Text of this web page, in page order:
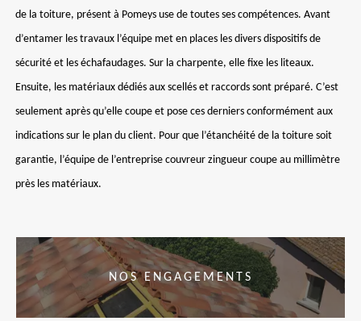
de la toiture, présent à Pomeys use de toutes ses compétences. Avant
d’entamer les travaux l’équipe met en places les divers dispositifs de
sécurité et les échafaudages. Sur la charpente, elle fixe les liteaux.
Ensuite, les matériaux dédiés aux scellés et raccords sont préparé. C’est
seulement après qu’elle coupe et pose ces derniers conformément aux
indications sur le plan du client. Pour que l’étanchéité de la toiture soit
garantie, l’équipe de l’entreprise couvreur zingueur coupe au millimètre
près les matériaux.
NOS ENGAGEMENTS